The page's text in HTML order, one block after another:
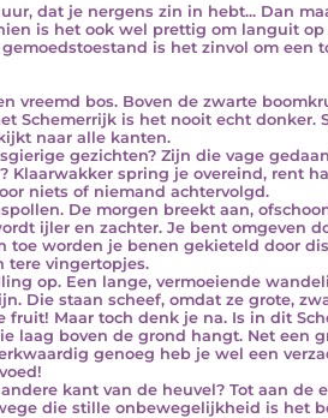
dat je nergens zin in hebt... Dan
is het ook wel prettig om languit
is het zinvol om een
vreemd bos. Boven de zwarte
Schemerrijk is het nooit echt donker.
naar alle kanten.
gezichten? Zijn die vage
Klaarwakker spring je overeind, rent
niets of niemand achtervolgd.
De morgen breekt aan,
ijler en zachter. Je bent omgeven
toe worden je benen gekieteld door
tere vingertopjes.
op. Een lange, vermoeiende
Die staan scheef, omdat ze grote,
Maar toch denk je na. Is in dit
laag boven de grond hangt. Net een
genoeg heb je wel een
kant van de heuvel? Tot aan de
die stille onbewegelijkheid is het